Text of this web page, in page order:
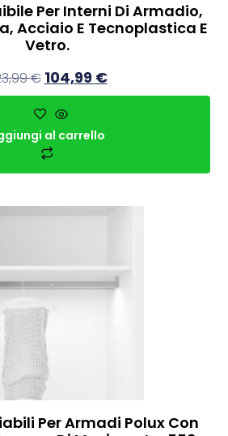
Per Interni Di Armadio,
Acciaio E Tecnoplastica E
Vetro.
€ 104,99 €
al carrello
Per Armadi Polux Con